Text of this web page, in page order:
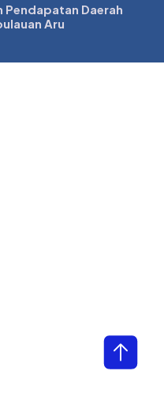
Daerah
Aru